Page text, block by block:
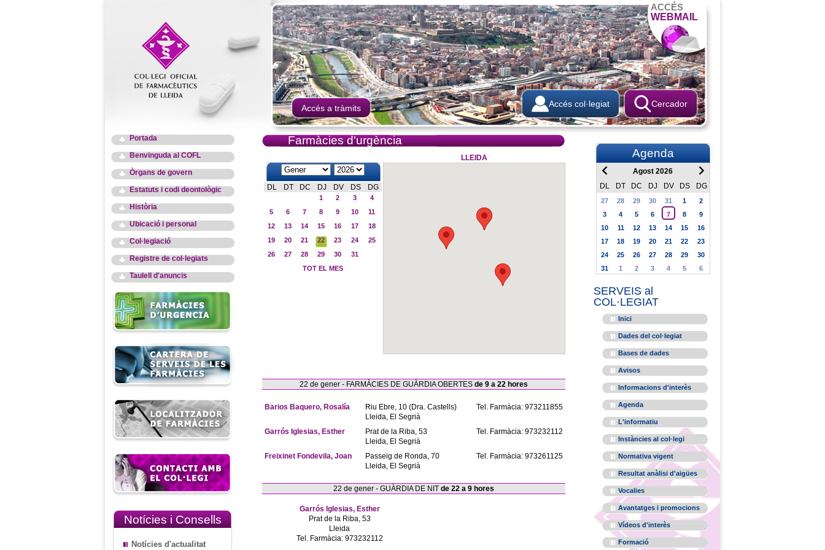
ACCÉS
WEBMAIL
Accés a tràmits Cercador
Accés col·legiat
Portada
Benvinguda al COFL
Òrgans de govern
Estatuts i codi deontològic
Història
Ubicació i personal
Col·legiació
Registre de col·legiats
Taulell d'anuncis
Notícies i Consells
Notícies d'actualitat
Farmàcies d'urgència
DL DT DC DJ DV DS DG
1 2 3
4
5
6 7 8 9 10
11
12
13 14 15 16 17
18
19
20 21 22 23 24
25
26
27 28 29 30
31
TOT EL MES
LLEIDA
22 de gener - FARMÀCIES DE GUÀRDIA OBERTES de 9 a 22 hores
Barios Baquero, Rosalía
Riu Ebre, 10 (Dra. Castells)
Lleida, El Segrià
Tel. Farmàcia: 973211855
Garrós Iglesias, Esther
Prat de la Riba, 53
Lleida, El Segrià
Tel. Farmàcia: 973232112
Freixinet Fondevila, Joan
Passeig de Ronda, 70
Lleida, El Segrià
Tel. Farmàcia: 973261125
22 de gener - GUÀRDIA DE NIT de 22 a 9 hores
Garrós Iglesias, Esther
Prat de la Riba, 53
Lleida
Tel. Farmàcia: 973232112
Agenda
Agost 2026
DL
DT DC DJ DV DS DG
27 28 29 30 31 1
2
3
4 5 6 7 8
9
10
11 12 13 14 15
16
17
18 19 20 21 22
23
24
25 26 27 28 29
30
31
1 2 3 4 5 6
SERVEIS al
COL·LEGIAT
Inici
Dades del col·legiat
Bases de dades
Avisos
Informacions d'interès
Agenda
L'informatiu
Instàncies al col·legi
Normativa vigent
Resultat anàlisi d'aigües
Vocalies
Avantatges i promocions
Vídeos d'interès
Formació